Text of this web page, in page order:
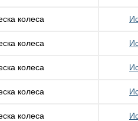
колеса
колеса
колеса
колеса
колеса